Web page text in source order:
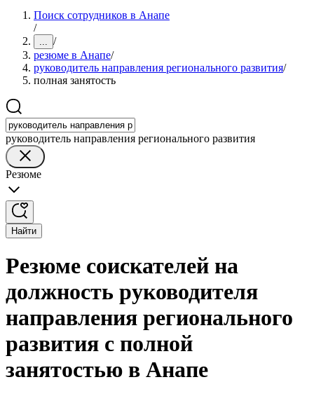
Поиск сотрудников в Анапе
/
... /
резюме в Анапе/
руководитель направления регионального развития/
полная занятость
руководитель направления регионального развития
Резюме
Найти
Резюме соискателей на
должность руководителя
направления регионального
развития с полной
занятостью в Анапе